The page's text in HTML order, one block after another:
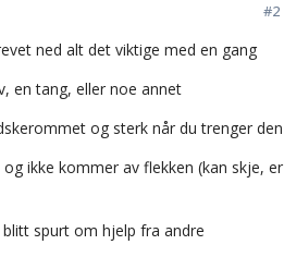
#2
ned alt det viktige med en gang
en tang, eller noe annet
og sterk når du trenger den
ikke kommer av flekken (kan skje, er
spurt om hjelp fra andre